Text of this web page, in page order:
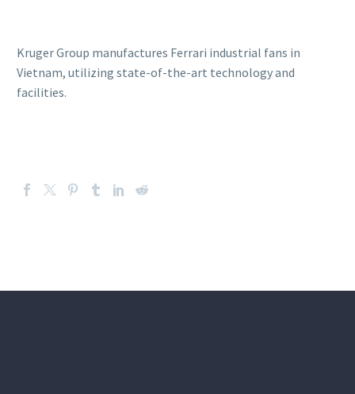
Kruger Group manufactures Ferrari industrial fans in
Vietnam, utilizing state-of-the-art technology and
facilities.